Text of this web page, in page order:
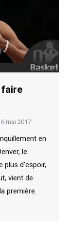
faire
6 mai 2017
en
le
d’espoir,
vient de
première.